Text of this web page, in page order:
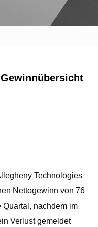
Technologies
Nettogewinn von 76
nachdem im
Verlust gemeldet